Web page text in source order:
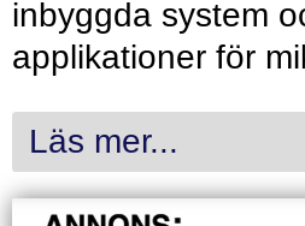
inbyggda system
applikationer för
Läs mer...